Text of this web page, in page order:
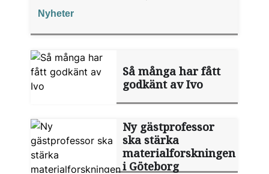
någon sommarledighet alls, enligt "månadens
fråga".
Nyheter
Så många har fått
godkänt av Ivo
Ny gästprofessor
ska stärka
materialforskningen
i Göteborg